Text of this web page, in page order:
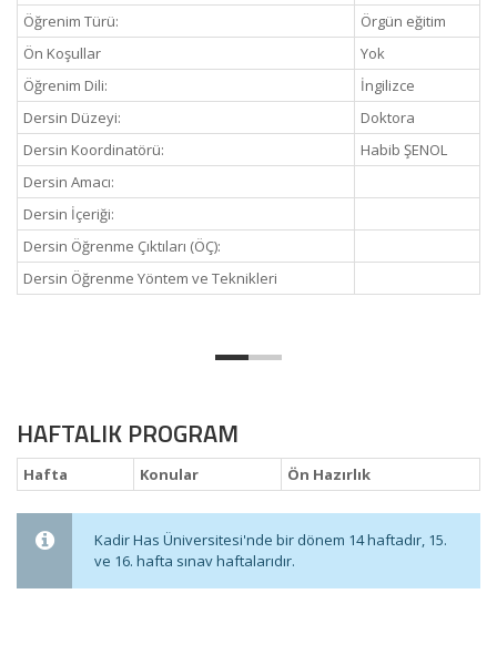
Öğrenim Türü:
Örgün eğitim
Ön Koşullar
Yok
Öğrenim Dili:
İngilizce
Dersin Düzeyi:
Doktora
Dersin Koordinatörü:
Habib ŞENOL
Dersin Amacı:
Dersin İçeriği:
Dersin Öğrenme Çıktıları (ÖÇ):
Dersin Öğrenme Yöntem ve Teknikleri
HAFTALIK PROGRAM
Hafta Konular Ön Hazırlık
Kadir Has Üniversitesi'nde bir dönem 14 haftadır, 15.
ve 16. hafta sınav haftalarıdır.